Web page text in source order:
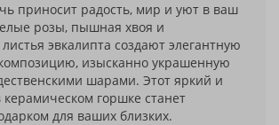
приносит радость, мир и уют в ваш
розы, пышная хвоя и
эвкалипта создают элегантную
изысканно украшенную
шарами. Этот яркий и
керамическом горшке станет
для ваших близких.